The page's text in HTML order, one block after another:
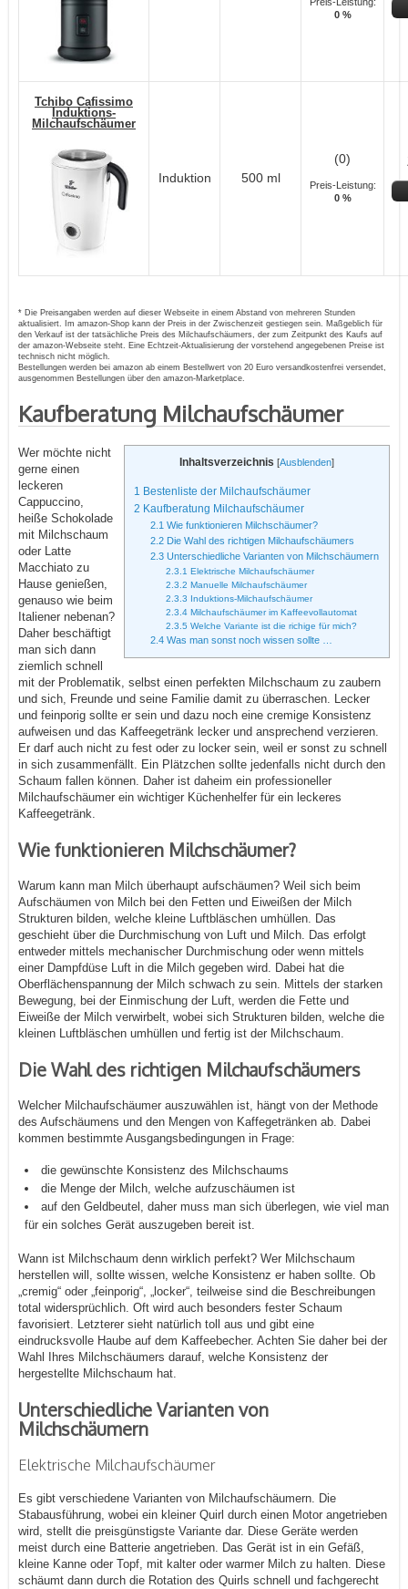
0 %
Tchibo Cafissimo
Induktions-
Milchaufschäumer
Induktion 500 ml
(0)
Preis-Leistung:
0 %
* Die Preisangaben werden auf dieser Webseite in einem Abstand von mehreren Stunden
aktualisiert. Im amazon-Shop kann der Preis in der Zwischenzeit gestiegen sein. Maßgeblich für
den Verkauf ist der tatsächliche Preis des Milchaufschäumers, der zum Zeitpunkt des Kaufs auf
der amazon-Webseite steht. Eine Echtzeit-Aktualisierung der vorstehend angegebenen Preise ist
technisch nicht möglich.
Bestellungen werden bei amazon ab einem Bestellwert von 20 Euro versandkostenfrei versendet,
ausgenommen Bestellungen über den amazon-Marketplace.
Kaufberatung Milchaufschäumer
Inhaltsverzeichnis [Ausblenden]
1 Bestenliste der Milchaufschäumer
2 Kaufberatung Milchaufschäumer
2.1 Wie funktionieren Milchschäumer?
2.2 Die Wahl des richtigen Milchaufschäumers
2.3 Unterschiedliche Varianten von Milchschäumern
2.3.1 Elektrische Milchaufschäumer
2.3.2 Manuelle Milchaufschäumer
2.3.3 Induktions-Milchaufschäumer
2.3.4 Milchaufschäumer im Kaffeevollautomat
2.3.5 Welche Variante ist die richige für mich?
2.4 Was man sonst noch wissen sollte …
Wer möchte nicht
gerne einen
leckeren
Cappuccino,
heiße Schokolade
mit Milchschaum
oder Latte
Macchiato zu
Hause genießen,
genauso wie beim
Italiener nebenan?
Daher beschäftigt
man sich dann
ziemlich schnell
mit der Problematik, selbst einen perfekten Milchschaum zu zaubern
und sich, Freunde und seine Familie damit zu überraschen. Lecker
und feinporig sollte er sein und dazu noch eine cremige Konsistenz
aufweisen und das Kaffeegetränk lecker und ansprechend verzieren.
Er darf auch nicht zu fest oder zu locker sein, weil er sonst zu schnell
in sich zusammenfällt. Ein Plätzchen sollte jedenfalls nicht durch den
Schaum fallen können. Daher ist daheim ein professioneller
Milchaufschäumer ein wichtiger Küchenhelfer für ein leckeres
Kaffeegetränk.
Wie funktionieren Milchschäumer?
Warum kann man Milch überhaupt aufschäumen? Weil sich beim
Aufschäumen von Milch bei den Fetten und Eiweißen der Milch
Strukturen bilden, welche kleine Luftbläschen umhüllen. Das
geschieht über die Durchmischung von Luft und Milch. Das erfolgt
entweder mittels mechanischer Durchmischung oder wenn mittels
einer Dampfdüse Luft in die Milch gegeben wird. Dabei hat die
Oberflächenspannung der Milch schwach zu sein. Mittels der starken
Bewegung, bei der Einmischung der Luft, werden die Fette und
Eiweiße der Milch verwirbelt, wobei sich Strukturen bilden, welche die
kleinen Luftbläschen umhüllen und fertig ist der Milchschaum.
Die Wahl des richtigen Milchaufschäumers
Welcher Milchaufschäumer auszuwählen ist, hängt von der Methode
des Aufschäumens und den Mengen von Kaffegetränken ab. Dabei
kommen bestimmte Ausgangsbedingungen in Frage:
die gewünschte Konsistenz des Milchschaums
die Menge der Milch, welche aufzuschäumen ist
auf den Geldbeutel, daher muss man sich überlegen, wie viel man
für ein solches Gerät auszugeben bereit ist.
Wann ist Milchschaum denn wirklich perfekt? Wer Milchschaum
herstellen will, sollte wissen, welche Konsistenz er haben sollte. Ob
„cremig“ oder „feinporig“, „locker“, teilweise sind die Beschreibungen
total widersprüchlich. Oft wird auch besonders fester Schaum
favorisiert. Letzterer sieht natürlich toll aus und gibt eine
eindrucksvolle Haube auf dem Kaffeebecher. Achten Sie daher bei der
Wahl Ihres Milchschäumers darauf, welche Konsistenz der
hergestellte Milchschaum hat.
Unterschiedliche Varianten von
Milchschäumern
Elektrische Milchaufschäumer
Es gibt verschiedene Varianten von Milchaufschäumern. Die
Stabausführung, wobei ein kleiner Quirl durch einen Motor angetrieben
wird, stellt die preisgünstigste Variante dar. Diese Geräte werden
meist durch eine Batterie angetrieben. Das Gerät ist in ein Gefäß,
kleine Kanne oder Topf, mit kalter oder warmer Milch zu halten. Diese
schäumt dann durch die Rotation des Quirls schnell und fachgerecht